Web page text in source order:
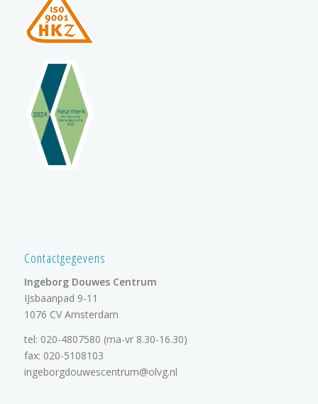
Contactgegevens
Ingeborg Douwes Centrum
IJsbaanpad 9-11
1076 CV Amsterdam
tel: 020-4807580 (ma-vr 8.30-16.30)
fax: 020-5108103
ingeborgdouwescentrum@olvg.nl